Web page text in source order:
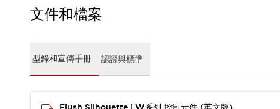
型錄和宣傳手冊
軟體下載
邏輯模擬器
產品資安通知
文件和檔案
型錄和宣傳手冊 認證與標準